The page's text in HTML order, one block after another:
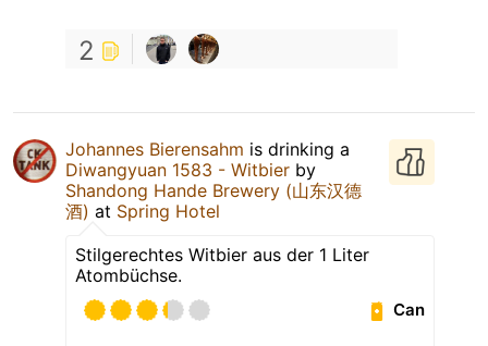
2
Johannes Bierensahm is drinking a
Diwangyuan 1583 - Witbier by
Shandong Hande Brewery (山东汉德
酒) at Spring Hotel
Stilgerechtes Witbier aus der 1 Liter
Atombüchse.
Can